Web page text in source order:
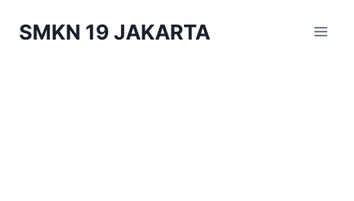
SMKN 19 JAKARTA